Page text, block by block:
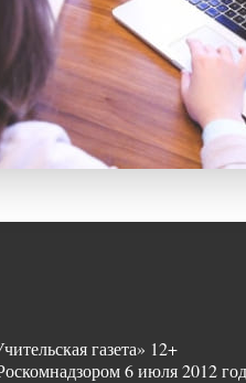
газета» 12+
6 июля 2012